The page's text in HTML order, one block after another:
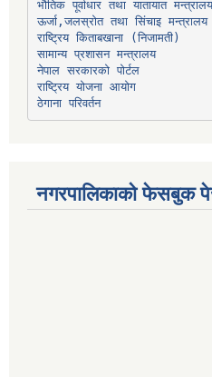
भौतिक पूर्वाधार तथा यातायात मन्त्रालय
ऊर्जा,जलस्रोत तथा सिंचाइ मन्त्रालय
सामान्य प्रशासन मन्त्रालय
नेपाल सरकारको पोर्टल
राष्ट्रिय योजना आयोग
ठेगाना परिवर्तन
नगरपालिकाको फेसबुक